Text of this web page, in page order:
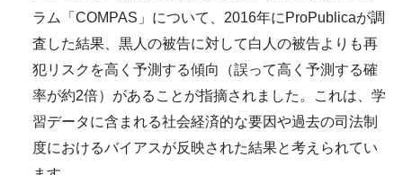
ラム「COMPAS」について、2016年にProPublicaが調
査した結果、黒人の被告に対して白人の被告よりも再
犯リスクを高く予測する傾向（誤って高く予測する確
率が約2倍）があることが指摘されました。これは、学
習データに含まれる社会経済的な要因や過去の司法制
度におけるバイアスが反映された結果と考えられてい